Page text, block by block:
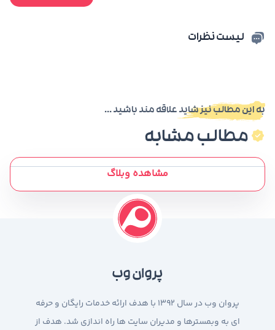
لیست نظرات
به این مطالب نیز شاید علاقه مند باشید ...
مطالب مشابه
مشاهده وبلاگ
پروان وب
پروان وب در سال 1392 با هدف ارائه خدمات رایگان و حرفه
ای به وبمسترها و مدیران سایت ها راه اندازی شد. هدف از